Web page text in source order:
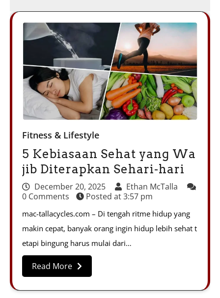
Fitness & Lifestyle
5 Kebiasaan Sehat yang Wa
jib Diterapkan Sehari-hari
December 20, 2025
Ethan McTalla
0 Comments
Posted at3:57 pm
mac-tallacycles.com – Di tengah ritme hidup yang
makin cepat, banyak orang ingin hidup lebih sehat t
etapi bingung harus mulai dari…
Read More